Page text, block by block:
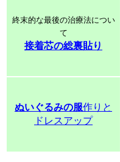
終末的な最後の治療法につい
て
接着芯の総裏貼り
ぬいぐるみの服作りと
ドレスアップ